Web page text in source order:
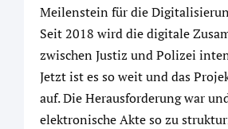
Meilenstein für die
Seit 2018 wird die digitale
zwischen Justiz und Polizei
Jetzt ist es so weit und das
auf. Die Herausforderung war
elektronische Akte so zu